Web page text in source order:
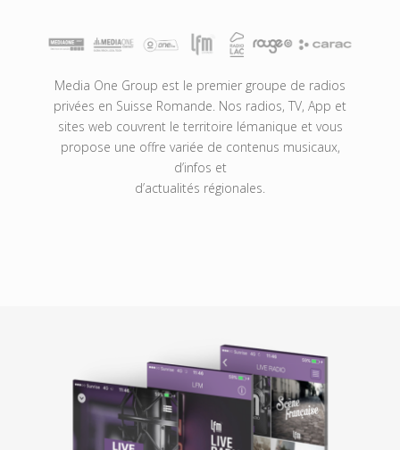
Media One Group est le premier groupe de radios
privées en Suisse Romande. Nos radios, TV, App et
sites web couvrent le territoire lémanique et vous
propose une offre variée de contenus musicaux,
d’infos et
d’actualités régionales.